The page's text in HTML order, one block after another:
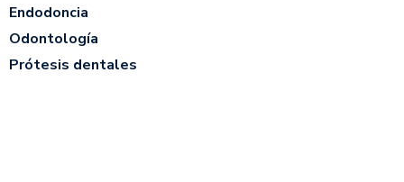
Endodoncia
Odontología
Prótesis dentales